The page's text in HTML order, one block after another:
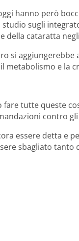
hanno però
studio sugli
della cataratta
si
metabolismo e la
fare tutte queste
contro
essere detta e
sbagliato tanto